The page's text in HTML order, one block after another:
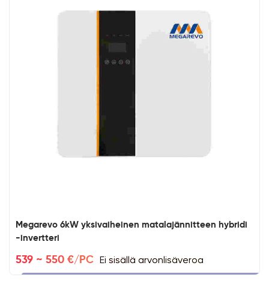
Megarevo 6kW yksivaiheinen matalajännitteen hybridi
-invertteri
539 ~ 550 €/PC Ei sisällä arvonlisäveroa